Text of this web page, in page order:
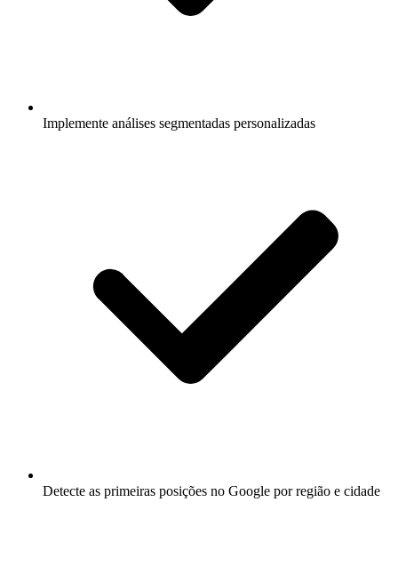
Implemente análises segmentadas personalizadas
Detecte as primeiras posições no Google por região e cidade